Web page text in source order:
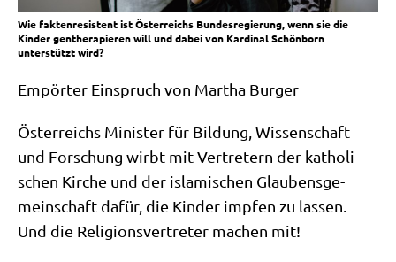
Wie faktenresistent ist Österreichs Bundesregierung, wenn sie die
Kinder gentherapieren will und dabei von Kardinal Schönborn
unterstützt wird?
Empör­ter Ein­spruch von Mar­tha Burger
Öster­reichs Mini­ster für Bil­dung, Wis­sen­schaft
und For­schung wirbt mit Ver­tre­tern der katho­li­
schen Kir­che und der isla­mi­schen Glau­bens­ge­
mein­schaft dafür, die Kin­der imp­fen zu las­sen.
Und die Reli­gi­ons­ver­tre­ter machen mit!